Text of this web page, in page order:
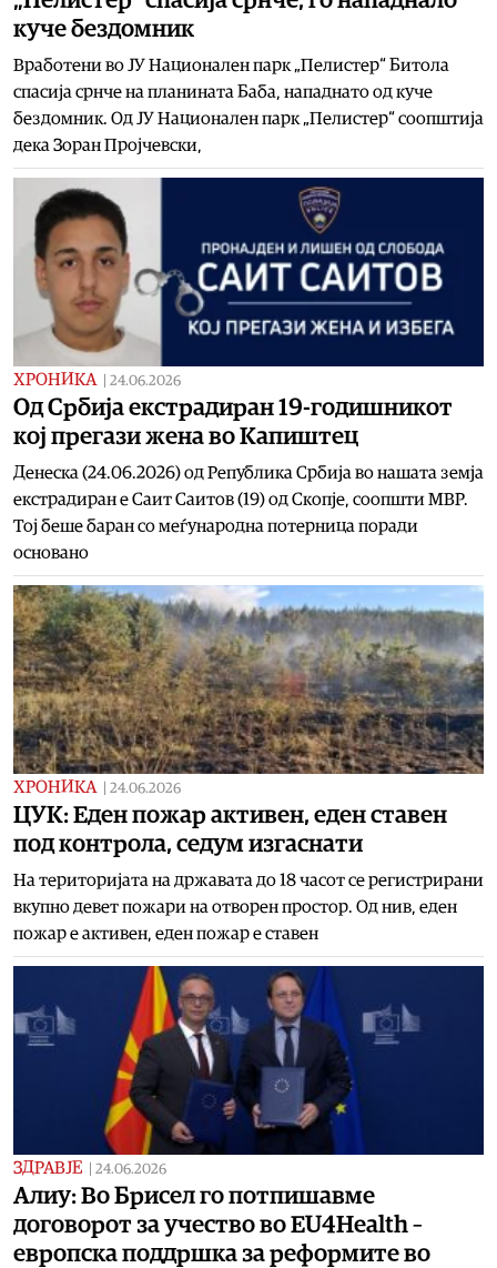
куче бездомник
Вработени во ЈУ Национален парк „Пелистер“ Битола
спасија срнче на планината Баба, нападнато од куче
бездомник. Од ЈУ Национален парк „Пелистер“ соопштија
дека Зоран Пројчевски,
ХРОНИКА 24.06.2026
Од Србија екстрадиран 19-годишникот
кој прегази жена во Капиштец
Денеска (24.06.2026) од Република Србија во нашата земја
екстрадиран е Саит Саитов (19) од Скопје, соопшти МВР.
Тој беше баран со меѓународна потерница поради
основано
ХРОНИКА 24.06.2026
ЦУК: Еден пожар активен, еден ставен
под контрола, седум изгаснати
На територијата на државата до 18 часот се регистрирани
вкупно девет пожари на отворен простор. Од нив, еден
пожар е активен, еден пожар е ставен
ЗДРАВЈЕ 24.06.2026
Алиу: Во Брисел го потпишавме
договорот за учество во EU4Health –
европска поддршка за реформите во